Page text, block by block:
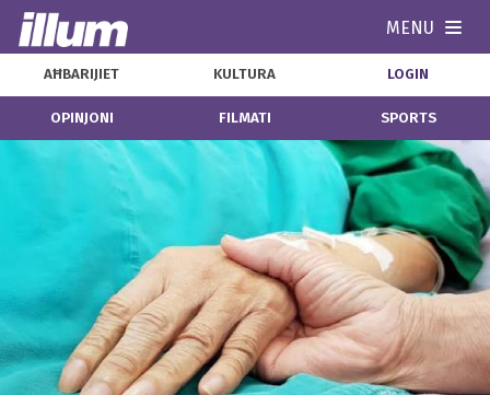
MENU
AĦBARIJIET KULTURA LOGIN
OPINJONI FILMATI SPORTS